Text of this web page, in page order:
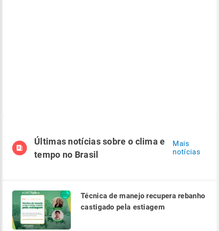
Últimas notícias sobre o clima e
tempo no Brasil
Mais
notícias
Técnica de manejo recupera rebanho
castigado pela estiagem